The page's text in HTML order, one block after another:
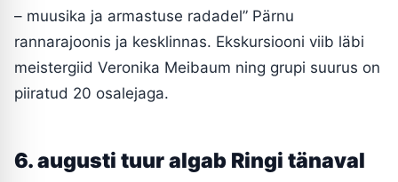
– muusika ja armastuse radadel” Pärnu
rannarajoonis ja kesklinnas. Ekskursiooni viib läbi
meistergiid Veronika Meibaum ning grupi suurus on
piiratud 20 osalejaga.
6. augusti tuur algab Ringi tänaval